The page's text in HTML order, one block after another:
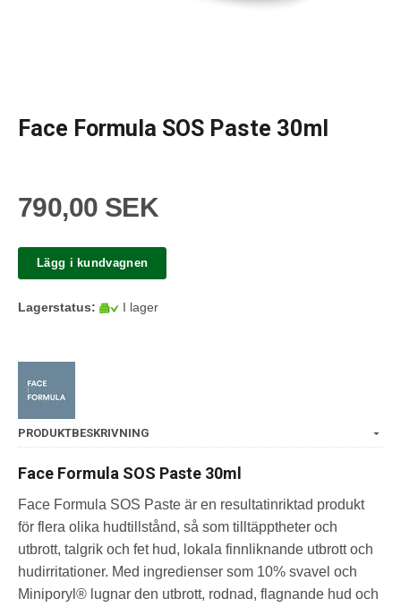
Face Formula SOS Paste 30ml
790,00 SEK
Lägg i kundvagnen
Lagerstatus: I lager
PRODUKTBESKRIVNING
Face Formula SOS Paste 30ml
Face Formula SOS Paste är en resultatinriktad produkt
för flera olika hudtillstånd, så som tilltäpptheter och
utbrott, talgrik och fet hud, lokala finnliknande utbrott och
hudirritationer. Med ingredienser som 10% svavel och
Miniporyl® lugnar den utbrott, rodnad, flagnande hud och